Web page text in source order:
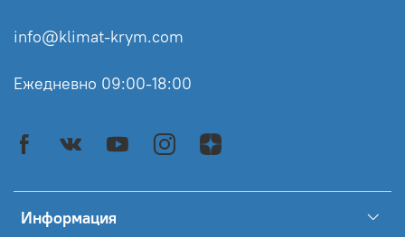
Информация
info@klimat-krym.com
Ежедневно 09:00-18:00